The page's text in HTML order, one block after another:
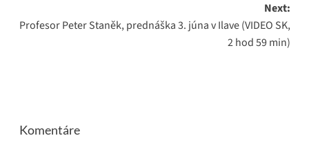
Next:
Profesor Peter Staněk, prednáška 3. júna v Ilave (VIDEO SK,
2 hod 59 min)
Komentáre